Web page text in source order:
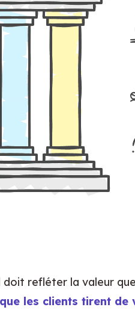
les clients tirent de